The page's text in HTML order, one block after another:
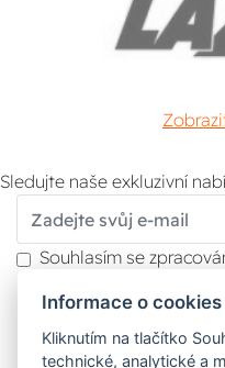
Sledujte naše exkluzivní
Souhlasím se
Více informací
údajů . Souhlas
Informace o cookies
Kliknutím na tlačítko
technické, analytické a